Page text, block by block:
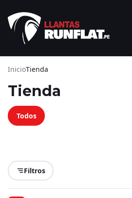
InicioTienda
Tienda
Todos
Filtros